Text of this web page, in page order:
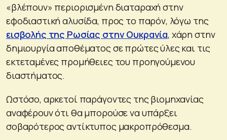
«βλέπουν» περιορισμένη διαταραχή στην
εφοδιαστική αλυσίδα, προς το παρόν, λόγω της
εισβολής της Ρωσίας στην Ουκρανία, χάρη στην
δημιουργία αποθέματος σε πρώτες ύλες και τις
εκτεταμένες προμήθειες του προηγούμενου
διαστήματος.
Ωστόσο, αρκετοί παράγοντες της βιομηχανίας
αναφέρουν ότι θα μπορούσε να υπάρξει
σοβαρότερος αντίκτυπος μακροπρόθεσμα.